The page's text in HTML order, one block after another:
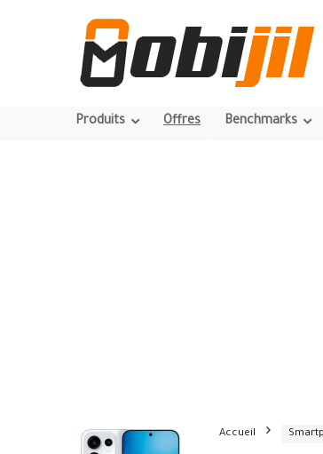
Produits Offres Benchmarks
Accueil